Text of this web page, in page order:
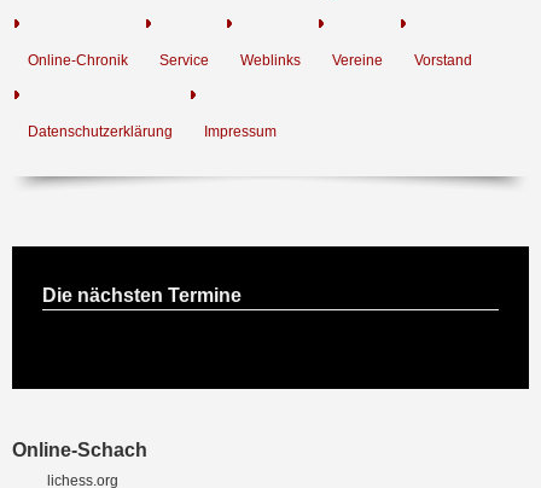
Online-Chronik Service Weblinks Vereine Vorstand
Datenschutzerklärung Impressum
Die nächsten Termine
Online-Schach
lichess.org